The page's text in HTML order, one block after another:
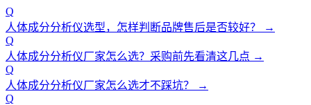
Q
人体成分分析仪选型，怎样判断品牌售后是否较好？
→
Q
人体成分分析仪厂家怎么选？采购前先看清这几点 →
Q
人体成分分析仪厂家怎么选才不踩坑？
→
Q